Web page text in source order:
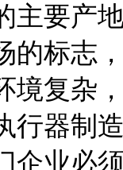
主要产
的标志
境复杂
行器制
企业必